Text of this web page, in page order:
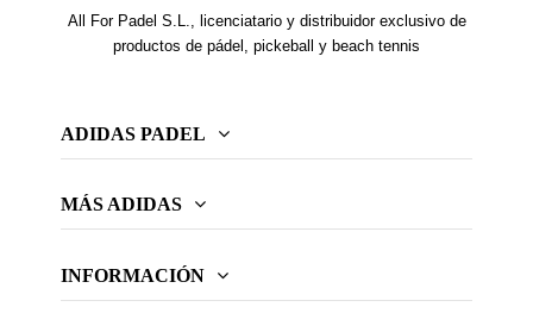
All For Padel S.L., licenciatario y distribuidor exclusivo de
productos de pádel, pickeball y beach tennis
ADIDAS PADEL
MÁS ADIDAS
INFORMACIÓN